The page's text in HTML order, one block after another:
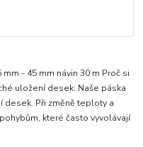
mm - 45 mm návin 30 m Proč si
uložení desek: Naše páska
desek. Při změně teploty a
které často vyvolávají